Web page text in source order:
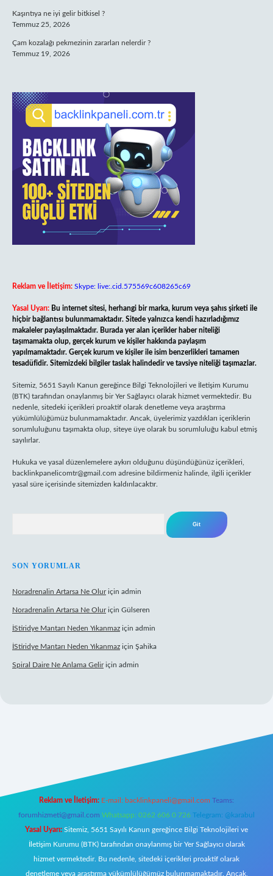
Kaşıntıya ne iyi gelir bitkisel ?
Temmuz 25, 2026
Çam kozalağı pekmezinin zararları nelerdir ?
Temmuz 19, 2026
Reklam ve İletişim: Skype: live:.cid.575569c608265c69
Yasal Uyarı: Bu internet sitesi, herhangi bir marka, kurum veya şahıs şirketi ile
hiçbir bağlantısı bulunmamaktadır. Sitede yalnızca kendi hazırladığımız
makaleler paylaşılmaktadır. Burada yer alan içerikler haber niteliği
taşımamakta olup, gerçek kurum ve kişiler hakkında paylaşım
yapılmamaktadır. Gerçek kurum ve kişiler ile isim benzerlikleri tamamen
tesadüfidir. Sitemizdeki bilgiler taslak halindedir ve tavsiye niteliği taşımazlar.
Sitemiz, 5651 Sayılı Kanun gereğince Bilgi Teknolojileri ve İletişim Kurumu
(BTK) tarafından onaylanmış bir Yer Sağlayıcı olarak hizmet vermektedir. Bu
nedenle, sitedeki içerikleri proaktif olarak denetleme veya araştırma
yükümlülüğümüz bulunmamaktadır. Ancak, üyelerimiz yazdıkları içeriklerin
sorumluluğunu taşımakta olup, siteye üye olarak bu sorumluluğu kabul etmiş
sayılırlar.
Hukuka ve yasal düzenlemelere aykırı olduğunu düşündüğünüz içerikleri,
backlinkpanelicomtr@gmail.com adresine bildirmeniz halinde, ilgili içerikler
yasal süre içerisinde sitemizden kaldırılacaktır.
SON YORUMLAR
Noradrenalin Artarsa Ne Oluriçin admin
Noradrenalin Artarsa Ne Oluriçin Gülseren
İStiridye Mantarı Neden Yıkanmaz için admin
İStiridye Mantarı Neden Yıkanmaz için Şahika
Spiral Daire Ne Anlama Geliriçin admin
Reklam ve İletişim: E-mail: backlinkpaneli@gmail.com Teams:
forumhizmeti@gmail.com Whatsapp: 0262 606 0 726 Telegram: @karabul
Yasal Uyarı: Sitemiz, 5651 Sayılı Kanun gereğince Bilgi Teknolojileri ve
İletişim Kurumu (BTK) tarafından onaylanmış bir Yer Sağlayıcı olarak
hizmet vermektedir. Bu nedenle, sitedeki içerikleri proaktif olarak
denetleme veya araştırma yükümlülüğümüz bulunmamaktadır. Ancak,